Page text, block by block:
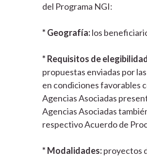
del Programa NGI:
* Geografía:los
* Requisitos de
propuestas enviadas por
en condiciones favorables
Agencias Asociadas
Agencias Asociadas
respectivo Acuerdo de
* Modalidades:proyectos